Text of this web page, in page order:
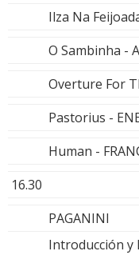
Ilza Na
O Sambinha -
Overture For
Pastorius -
Human -
16.30
PAGANINI
Introducción y